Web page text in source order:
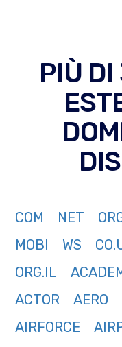
PIÙ
COM NET
MOBI
WS
ORG.IL
ACTOR
AERO
AIRFORCE